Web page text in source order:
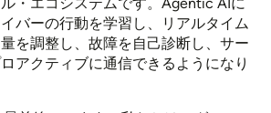
バーの行動を学習し、リアルタイム
を調整し、故障を自己診断し、サー
アクティブに通信できるようになり